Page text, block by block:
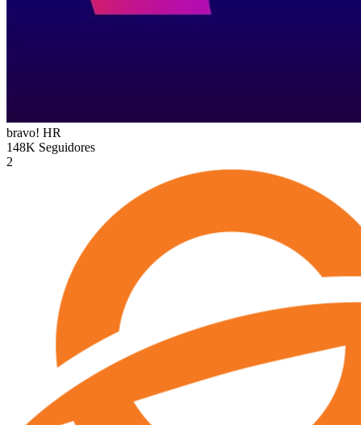
bravo! HR
148K Seguidores
2